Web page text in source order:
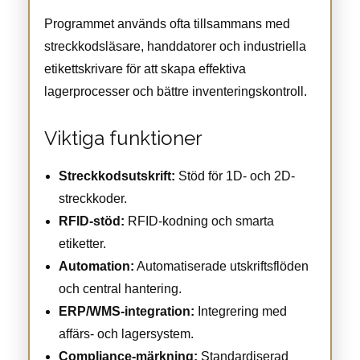
Programmet används ofta tillsammans med
streckkodsläsare, handdatorer och industriella
etikettskrivare för att skapa effektiva
lagerprocesser och bättre inventeringskontroll.
Viktiga funktioner
Streckkodsutskrift: Stöd för 1D- och 2D-
streckkoder.
RFID-stöd: RFID-kodning och smarta
etiketter.
Automation: Automatiserade utskriftsflöden
och central hantering.
ERP/WMS-integration: Integrering med
affärs- och lagersystem.
Compliance-märkning: Standardiserad